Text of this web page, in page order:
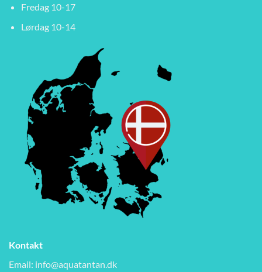
Fredag 10-17
Lørdag 10-14
Kontakt
Email: info@aquatantan.dk